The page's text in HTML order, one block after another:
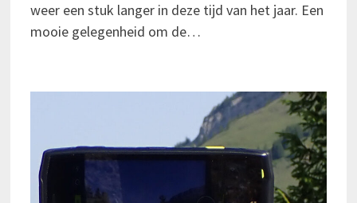
weer een stuk langer in deze tijd van het jaar. Een
mooie gelegenheid om de…